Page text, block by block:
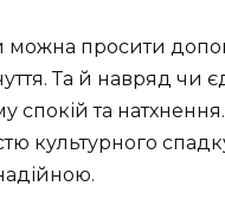
просити
Та й навряд чи
спокій та
культурного